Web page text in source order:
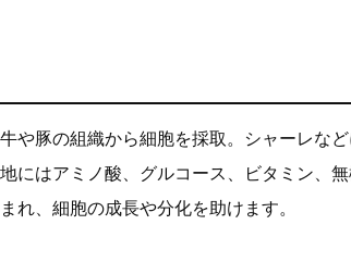
や豚の組織から細胞を採取。シャーレな
にはアミノ酸、グルコース、ビタミン、
れ、細胞の成長や分化を助けます。